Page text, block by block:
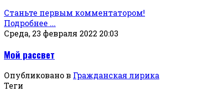
Станьте первым комментатором!
Подробнее ...
Среда, 23 февраля 2022 20:03
Мой рассвет
Опубликовано в Гражданская лирика
Теги